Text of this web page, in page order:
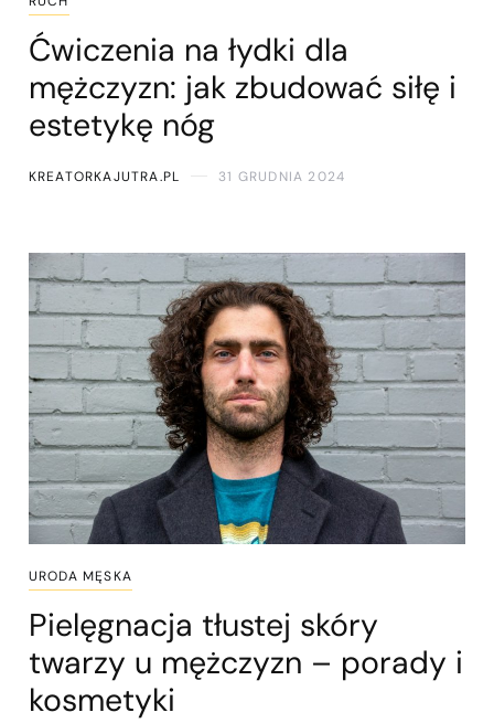
Ćwiczenia na łydki dla
mężczyzn: jak zbudować siłę i
estetykę nóg
KREATORKAJUTRA.PL 31 GRUDNIA 2024
URODA MĘSKA
Pielęgnacja tłustej skóry
twarzy u mężczyzn – porady i
kosmetyki